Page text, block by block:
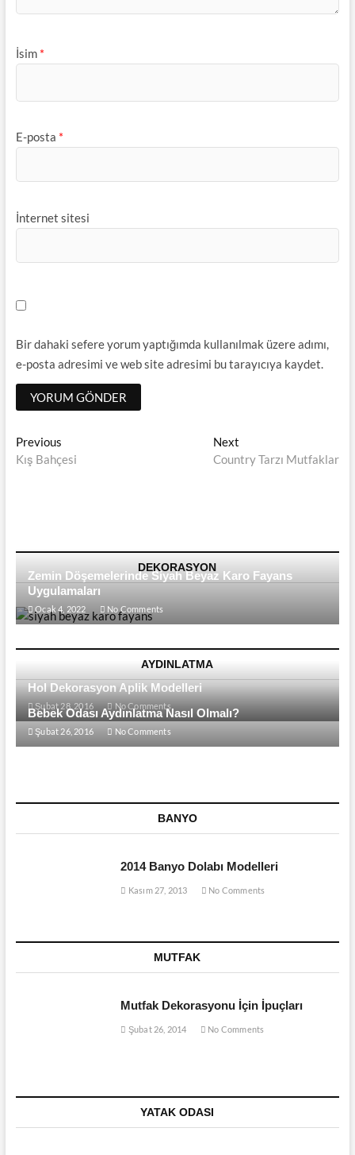
İsim *
E-posta *
İnternet sitesi
Bir dahaki sefere yorum yaptığımda kullanılmak üzere adımı,
e-posta adresimi ve web site adresimi bu tarayıcıya kaydet.
Yazı
dolaşımı
PreviousPrevious
post:
Kış Bahçesi
Next
post:
Country Tarzı Mutfaklar
DEKORASYON
Zemin Döşemelerinde Siyah Beyaz Karo Fayans
Uygulamaları
Ocak 4, 2022 No Comments
AYDINLATMA
Hol Dekorasyon Aplik Modelleri
Şubat 28, 2016 No Comments
Bebek Odası Aydınlatma Nasıl Olmalı?
Şubat 26, 2016 No Comments
BANYO
2014 Banyo Dolabı Modelleri
Kasım 27, 2013 No Comments
MUTFAK
Mutfak Dekorasyonu İçin İpuçları
Şubat 26, 2014 No Comments
YATAK ODASI